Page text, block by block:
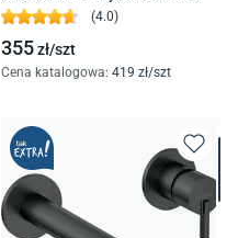
(4.0)
355zł/szt
Cena katalogowa: 419 zł/szt